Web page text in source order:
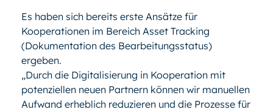
Es haben sich bereits erste Ansätze für
Kooperationen im Bereich Asset Tracking
(Dokumentation des Bearbeitungsstatus)
ergeben.
„Durch die Digitalisierung in Kooperation mit
potenziellen neuen Partnern können wir manuellen
Aufwand erheblich reduzieren und die Prozesse für